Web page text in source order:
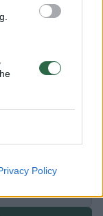
Policy
vartotojai.